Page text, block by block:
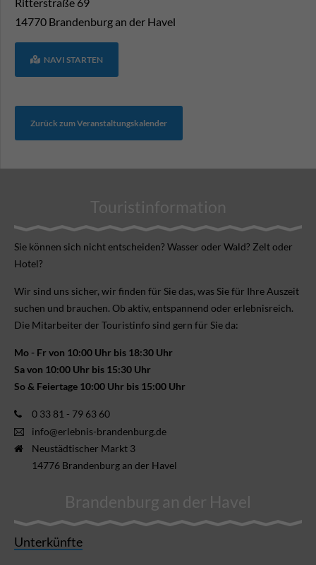
14770 Brandenburg an der Havel
NAVI STARTEN
Zurück zum Veranstaltungskalender
Touristinformation
Sie können sich nicht ent­scheiden? Wasser oder Wald? Zelt oder
Hotel?
Wir sind uns sicher, wir finden für Sie das, was Sie für Ihre Aus­zeit
suchen und brauchen. Ob aktiv, ent­spannend oder erlebnis­reich.
Die Mitarbeiter der Touristinfo sind gern für Sie da:
Mo - Fr von 10:00 Uhr bis 18:30 Uhr
Sa von 10:00 Uhr bis 15:30 Uhr
So & Feiertage 10:00 Uhr bis 15:00 Uhr
0 33 81 - 79 63 60
info@erlebnis-brandenburg.de
Neustädtischer Markt 3
14776 Brandenburg an der Havel
Brandenburg an der Havel
Unterkünfte